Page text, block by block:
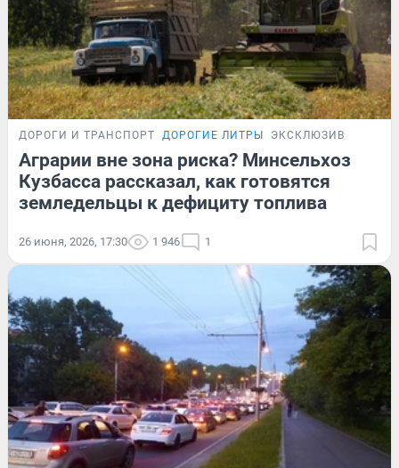
ДОРОГИ И ТРАНСПОРТ ДОРОГИЕ ЛИТРЫ ЭКСКЛЮЗИВ
Аграрии вне зона риска? Минсельхоз
Кузбасса рассказал, как готовятся
земледельцы к дефициту топлива
26 июня, 2026, 17:30 1 946 1